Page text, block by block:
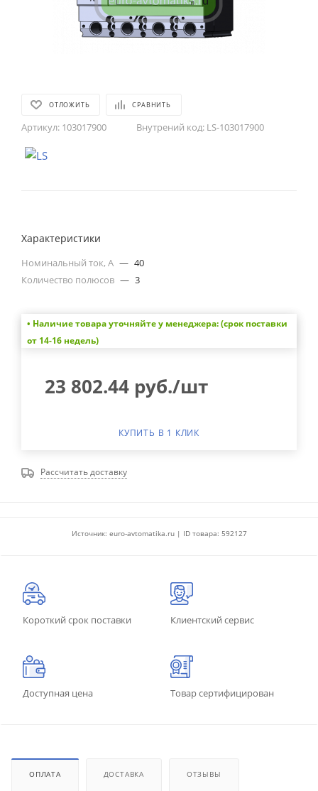
ОТЛОЖИТЬ СРАВНИТЬ
Артикул: 103017900 Внутрений код: LS-103017900
Характеристики
Номинальный ток, А — 40
Количество полюсов — 3
• Наличие товара уточняйте у менеджера: (срок поставки
от 14-16 недель)
23 802.44 руб./шт
КУПИТЬ В 1 КЛИК
Рассчитать доставку
Источник: euro-avtomatika.ru | ID товара: 592127
Короткий срок поставки Клиентский сервис
Доступная цена Товар сертифицирован
ОПЛАТА ДОСТАВКА ОТЗЫВЫ